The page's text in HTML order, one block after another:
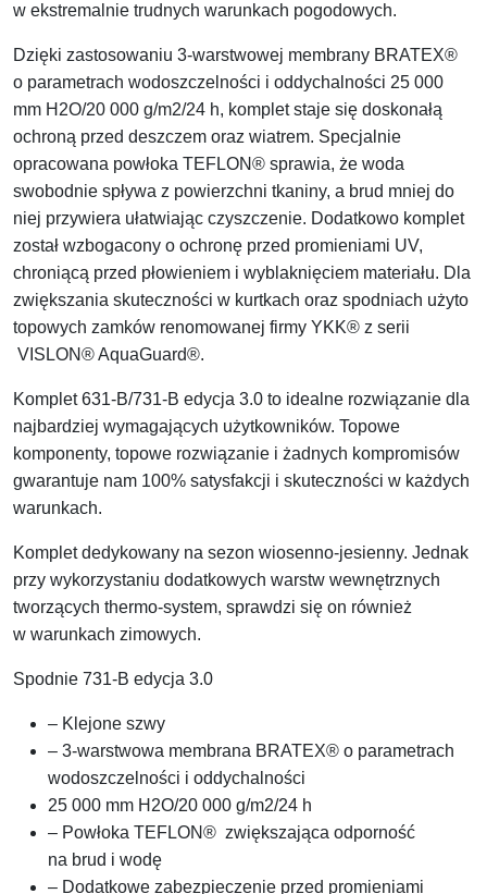
w ekstremalnie trudnych warunkach pogodowych.
Dzięki zastosowaniu 3-warstwowej membrany BRATEX®
o parametrach wodoszczelności i oddychalności 25 000
mm H2O/20 000 g/m2/24 h, komplet staje się doskonałą
ochroną przed deszczem oraz wiatrem. Specjalnie
opracowana powłoka TEFLON® sprawia, że woda
swobodnie spływa z powierzchni tkaniny, a brud mniej do
niej przywiera ułatwiając czyszczenie. Dodatkowo komplet
został wzbogacony o ochronę przed promieniami UV,
chroniącą przed płowieniem i wyblaknięciem materiału. Dla
zwiększania skuteczności w kurtkach oraz spodniach użyto
topowych zamków renomowanej firmy YKK® z serii
VISLON® AquaGuard®.
Komplet 631-B/731-B edycja 3.0 to idealne rozwiązanie dla
najbardziej wymagających użytkowników. Topowe
komponenty, topowe rozwiązanie i żadnych kompromisów
gwarantuje nam 100% satysfakcji i skuteczności w każdych
warunkach.
Komplet dedykowany na sezon wiosenno-jesienny. Jednak
przy wykorzystaniu dodatkowych warstw wewnętrznych
tworzących thermo-system, sprawdzi się on również
w warunkach zimowych.
Spodnie 731-B edycja 3.0
– Klejone szwy
– 3-warstwowa membrana BRATEX® o parametrach
wodoszczelności i oddychalności
25 000 mm H2O/20 000 g/m2/24 h
– Powłoka TEFLON® zwiększająca odporność
na brud i wodę
– Dodatkowe zabezpieczenie przed promieniami